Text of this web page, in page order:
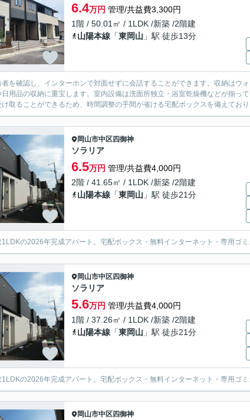
6.4万円 管理/共益費3,300円
1階 / 50.01㎡ / 1LDK /新築 /2階建
山陽本線 「東岡山 」駅 徒歩13分
を確認し、インターホンで対面せずに会話することができます。収納はウ
用品の収納に重宝します。室内設備は洗面所独立・浴室乾燥機などが揃っ
取ることができるため、時間調整の手間が省ける宅配ボックスを備えてお
岡山市中区四御神
ソラリア
6.5万円 管理/共益費4,000円
2階 / 41.65㎡ / 1LDK /新築 /2階建
山陽本線 「東岡山 」駅 徒歩21分
の2026年完成アパート。宅配ボックス・無料インターネット・専用ゴ
岡山市中区四御神
ソラリア
5.6万円 管理/共益費4,000円
1階 / 37.26㎡ / 1LDK /新築 /2階建
山陽本線 「東岡山 」駅 徒歩21分
の2026年完成アパート。宅配ボックス・無料インターネット・専用ゴ
岡山市中区四御神